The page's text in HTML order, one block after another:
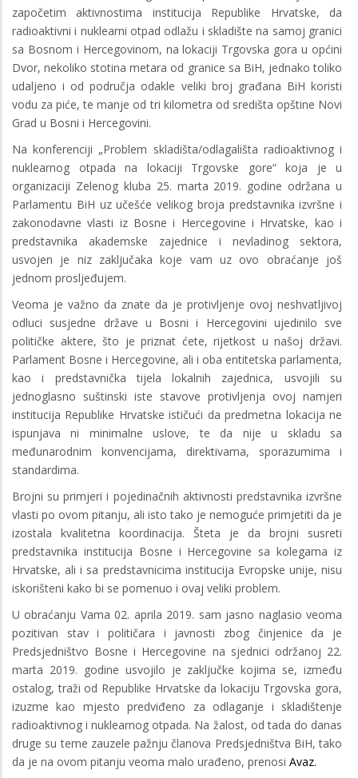
započetim aktivnostima institucija Republike Hrvatske, da
radioaktivni i nuklearni otpad odlažu i skladište na samoj granici
sa Bosnom i Hercegovinom, na lokaciji Trgovska gora u općini
Dvor, nekoliko stotina metara od granice sa BiH, jednako toliko
udaljeno i od područja odakle veliki broj građana BiH koristi
vodu za piće, te manje od tri kilometra od središta opštine Novi
Grad u Bosni i Hercegovini.
Na konferenciji „Problem skladišta/odlagališta radioaktivnog i
nuklearnog otpada na lokaciji Trgovske gore“ koja je u
organizaciji Zelenog kluba 25. marta 2019. godine održana u
Parlamentu BiH uz učešće velikog broja predstavnika izvršne i
zakonodavne vlasti iz Bosne i Hercegovine i Hrvatske, kao i
predstavnika akademske zajednice i nevladinog sektora,
usvojen je niz zaključaka koje vam uz ovo obraćanje još
jednom prosljeđujem.
Veoma je važno da znate da je protivljenje ovoj neshvatljivoj
odluci susjedne države u Bosni i Hercegovini ujedinilo sve
političke aktere, što je priznat ćete, rijetkost u našoj državi.
Parlament Bosne i Hercegovine, ali i oba entitetska parlamenta,
kao i predstavnička tijela lokalnih zajednica, usvojili su
jednoglasno suštinski iste stavove protivljenja ovoj namjeri
institucija Republike Hrvatske ističući da predmetna lokacija ne
ispunjava ni minimalne uslove, te da nije u skladu sa
međunarodnim konvencijama, direktivama, sporazumima i
standardima.
Brojni su primjeri i pojedinačnih aktivnosti predstavnika izvršne
vlasti po ovom pitanju, ali isto tako je nemoguće primjetiti da je
izostala kvalitetna koordinacija. Šteta je da brojni susreti
predstavnika institucija Bosne i Hercegovine sa kolegama iz
Hrvatske, ali i sa predstavnicima institucija Evropske unije, nisu
iskorišteni kako bi se pomenuo i ovaj veliki problem.
U obraćanju Vama 02. aprila 2019. sam jasno naglasio veoma
pozitivan stav i političara i javnosti zbog činjenice da je
Predsjedništvo Bosne i Hercegovine na sjednici održanoj 22.
marta 2019. godine usvojilo je zaključke kojima se, između
ostalog, traži od Republike Hrvatske da lokaciju Trgovska gora,
izuzme kao mjesto predviđeno za odlaganje i skladištenje
radioaktivnog i nuklearnog otpada. Na žalost, od tada do danas
druge su teme zauzele pažnju članova Predsjedništva BiH, tako
da je na ovom pitanju veoma malo urađeno, prenosi Avaz.